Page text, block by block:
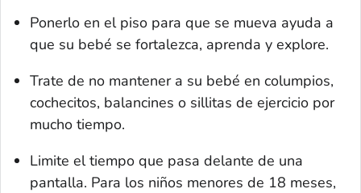
Ponerlo en el piso para que se mueva ayuda a
que su bebé se fortalezca, aprenda y explore.
Trate de no mantener a su bebé en columpios,
cochecitos, balancines o sillitas de ejercicio por
mucho tiempo.
Limite el tiempo que pasa delante de una
pantalla. Para los niños menores de 18 meses,